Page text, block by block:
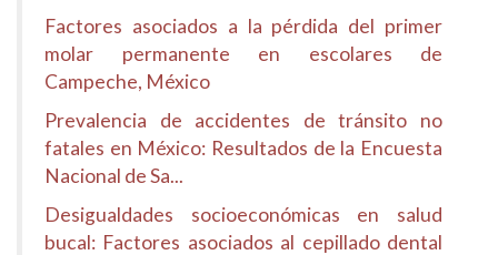
Factores asociados a la pérdida del primer
molar permanente en escolares de
Campeche, México
Prevalencia de accidentes de tránsito no
fatales en México: Resultados de la Encuesta
Nacional de Sa...
Desigualdades socioeconómicas en salud
bucal: Factores asociados al cepillado dental